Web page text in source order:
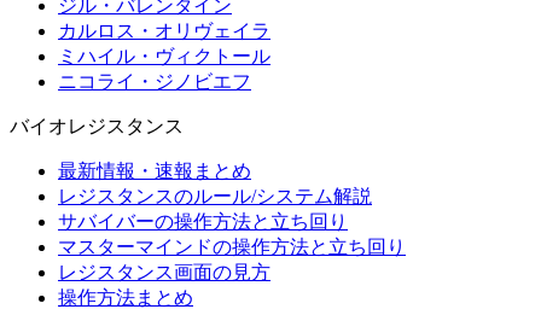
ジル・バレンタイン
カルロス・オリヴェイラ
ミハイル・ヴィクトール
ニコライ・ジノビエフ
バイオレジスタンス
最新情報・速報まとめ
レジスタンスのルール/システム解説
サバイバーの操作方法と立ち回り
マスターマインドの操作方法と立ち回り
レジスタンス画面の見方
操作方法まとめ